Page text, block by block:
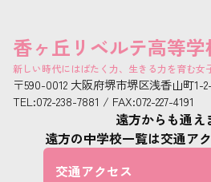
香ヶ丘リベルテ高等学
新しい時代にはばたく力、生きる力を育む女
〒590-0012 大阪府堺市堺区浅香山町1-
TEL:072-238-7881 / FAX:072-227-4191
遠方からも通え
遠方の中学校一覧は交通ア
交通アクセス